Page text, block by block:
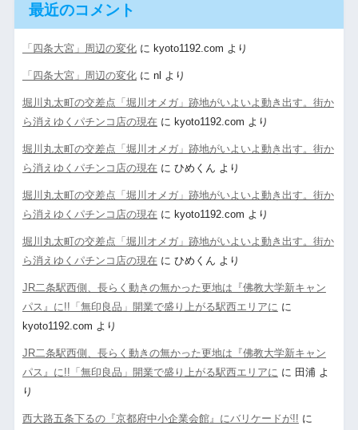
最近のコメント
「四条大宮」周辺の変化に kyoto1192.com より
「四条大宮」周辺の変化に nl より
堀川丸太町の交差点「堀川オメガ」跡地がいよいよ動き出す。街か
ら消えゆくパチンコ店の現在 に kyoto1192.com より
堀川丸太町の交差点「堀川オメガ」跡地がいよいよ動き出す。街か
ら消えゆくパチンコ店の現在 に ひめくん より
堀川丸太町の交差点「堀川オメガ」跡地がいよいよ動き出す。街か
ら消えゆくパチンコ店の現在 に kyoto1192.com より
堀川丸太町の交差点「堀川オメガ」跡地がいよいよ動き出す。街か
ら消えゆくパチンコ店の現在 に ひめくん より
JR二条駅西側、長らく動きの無かった更地は『佛教大学新キャン
パス』に!!「無印良品」開業で盛り上がる駅西エリアに に
kyoto1192.com より
JR二条駅西側、長らく動きの無かった更地は『佛教大学新キャン
パス』に!!「無印良品」開業で盛り上がる駅西エリアに に 田浦よ
り
西大路五条下るの『京都府中小企業会館』にバリケードが!! に